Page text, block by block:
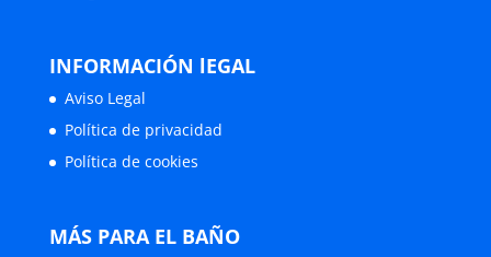
INFORMACIÓN lEGAL
Aviso Legal
Política de privacidad
Política de cookies
MÁS PARA EL BAÑO